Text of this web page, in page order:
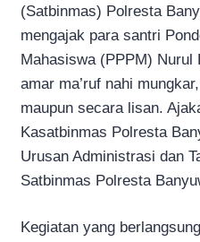
(Satbinmas) Polresta
mengajak para santri
Mahasiswa (PPPM) Nurul
amar ma’ruf nahi
maupun secara lisan.
Kasatbinmas Polresta
Urusan Administrasi dan
Satbinmas Polresta
Kegiatan yang